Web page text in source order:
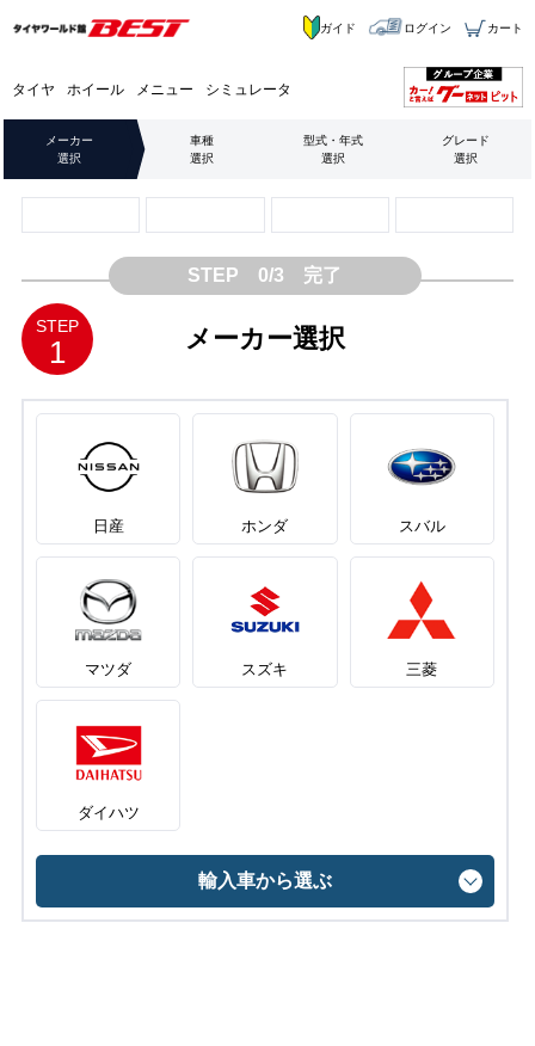
タイヤ ホイール メニュー シミュレータ
ガイド ログイン カート
メーカー
選択
車種
選択
型式・年式
選択
グレード
選択
STEP 0/3 完了
STEP
1 メーカー選択
日産 ホンダ スバル
マツダ スズキ 三菱
ダイハツ
輸入車から選ぶ